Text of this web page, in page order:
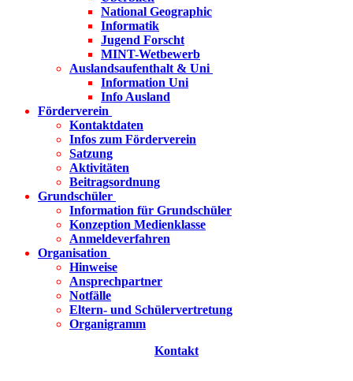
National Geographic
Informatik
Jugend Forscht
MINT-Wetbewerb
Auslandsaufenthalt & Uni
Information Uni
Info Ausland
Förderverein
Kontaktdaten
Infos zum Förderverein
Satzung
Aktivitäten
Beitragsordnung
Grundschüler
Information für Grundschüler
Konzeption Medienklasse
Anmeldeverfahren
Organisation
Hinweise
Ansprechpartner
Notfälle
Eltern- und Schülervertretung
Organigramm
Kontakt